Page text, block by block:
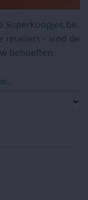
retailers - vind de
behoeften.